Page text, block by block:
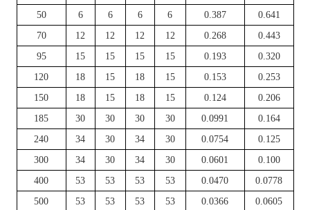
50
6 6 6 6 0.387
0.641
70
12 12 12 12 0.268
0.443
95
15 15 15 15 0.193
0.320
120
18 15 18 15 0.153
0.253
150
18 15 18 15 0.124
0.206
185
30 30 30 30 0.0991
0.164
240
34 30 34 30 0.0754
0.125
300
34 30 34 30 0.0601
0.100
400
53 53 53 53 0.0470
0.0778
500
53 53 53 53 0.0366
0.0605